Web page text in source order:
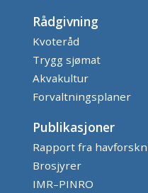
Rådgivning
Kvoteråd
Trygg sjømat
Akvakultur
Forvaltningsplaner
Publikasjoner
Rapport fra
Brosjyrer
IMR–PINRO